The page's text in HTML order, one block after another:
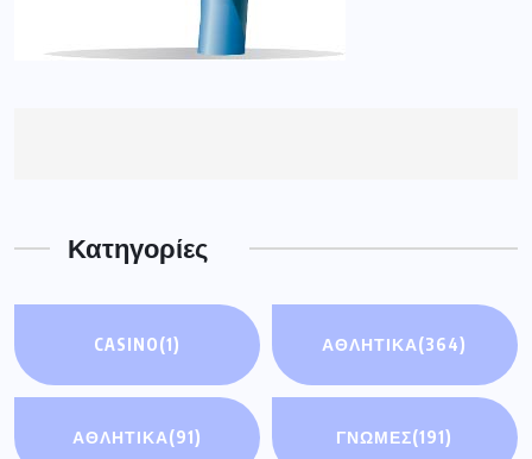
Κατηγορίες
CASINO(1) ΑΘΛΗΤΙΚΑ(364)
ΑΘΛΗΤΙΚΆ(91) ΓΝΩΜΕΣ(191)